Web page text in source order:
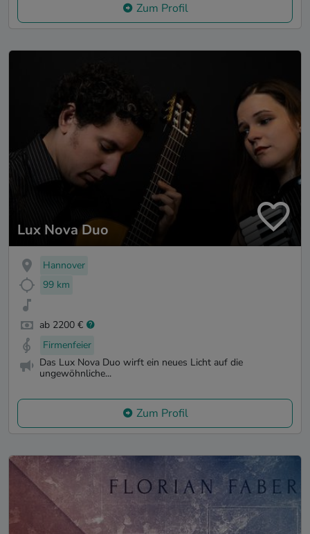
Zum Profil
Lux Nova Duo
Hannover
99 km
ab 2200 €
Firmenfeier
Das Lux Nova Duo wirft ein neues Licht auf die
ungewöhnliche...
Zum Profil